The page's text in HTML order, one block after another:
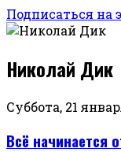
Подписаться на
Николай Дик
Суббота, 21
Всё начинается